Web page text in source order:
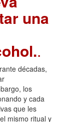
una
.
décadas,
los
y cada
que les
mismo ritual y